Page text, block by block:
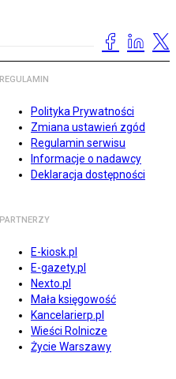
REGULAMIN
Polityka Prywatności
Zmiana ustawień zgód
Regulamin serwisu
Informacje o nadawcy
Deklaracja dostępności
PARTNERZY
E-kiosk.pl
E-gazety.pl
Nexto.pl
Mała księgowość
Kancelarierp.pl
Wieści Rolnicze
Życie Warszawy